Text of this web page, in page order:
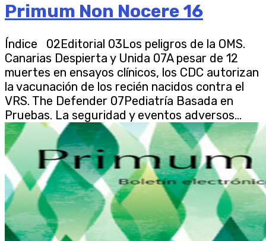
Primum Non Nocere 16
Índice 02Editorial 03Los peligros de la OMS.
Canarias Despierta y Unida 07A pesar de 12
muertes en ensayos clínicos, los CDC autorizan
la vacunación de los recién nacidos contra el
VRS. The Defender 07Pediatría Basada en
Pruebas. La seguridad y eventos adversos...